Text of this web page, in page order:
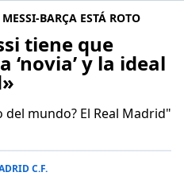
BARÇA ESTÁ ROTO
tiene que
‘novia’ y la ideal
mundo? El Real Madrid"
C.F.